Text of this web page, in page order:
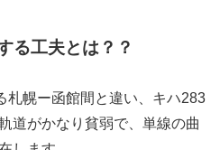
る工夫とは？？
札幌ー函館間と違い、キハ283
道がかなり貧弱で、単線の曲